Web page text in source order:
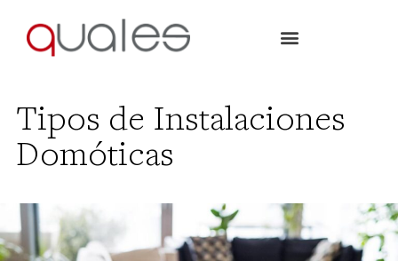
Tipos de Instalaciones
Domóticas